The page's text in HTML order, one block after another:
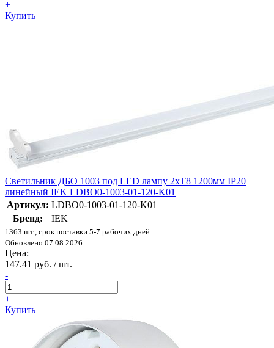
+
Купить
Светильник ДБО 1003 под LED лампу 2хТ8 1200мм IP20
линейный IEK LDBO0-1003-01-120-K01
Артикул: LDBO0-1003-01-120-K01
Бренд:
IEK
1363 шт., срок поставки 5-7 рабочих дней
Обновлено 07.08.2026
Цена:
147.41 руб. / шт.
-
+
Купить